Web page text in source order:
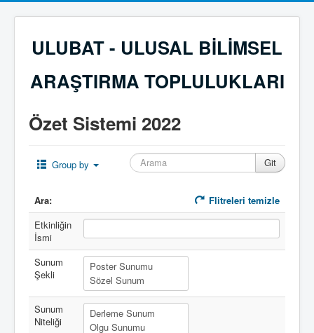
ULUBAT - ULUSAL BİLİMSEL
ARAŞTIRMA TOPLULUKLARI
Özet Sistemi 2022
Group by
Ara:
Flitreleri temizle
Etkinliğin
İsmi
Sunum
Şekli
Sunum
Niteliği